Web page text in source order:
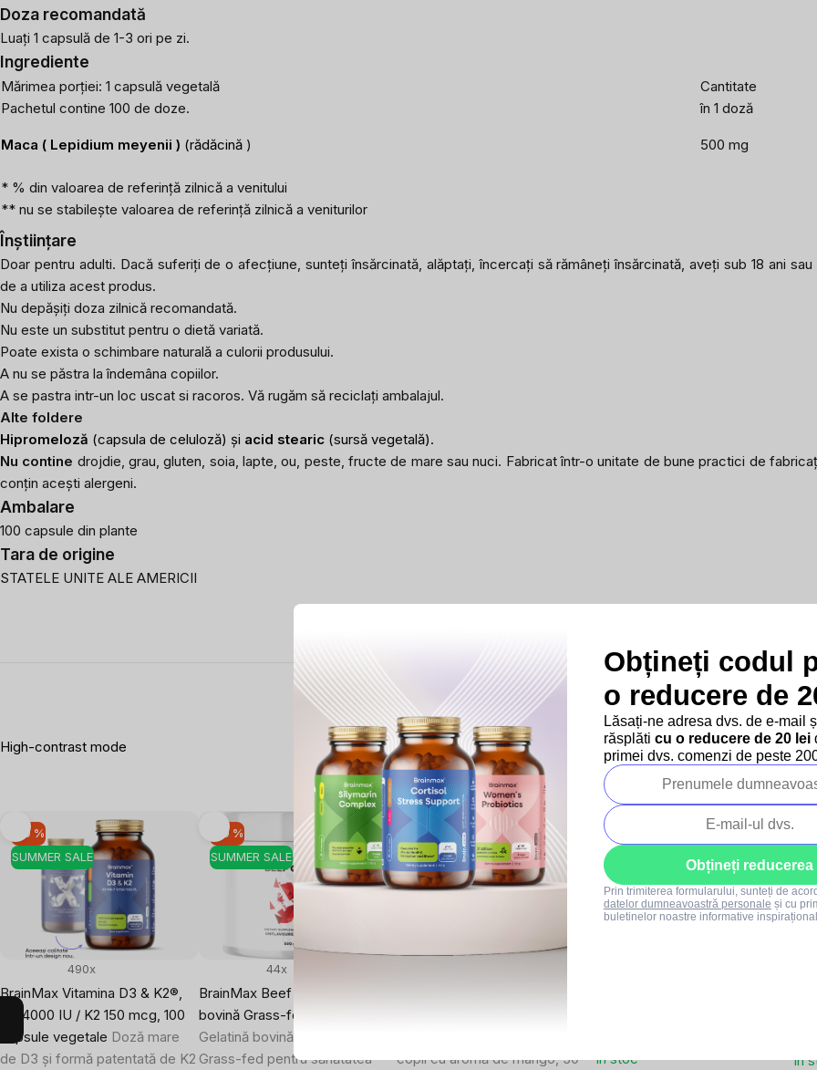
Doza recomandată
Luați 1 capsulă de 1-3 ori pe zi.
Ingrediente
Mărimea porției: 1 capsulă vegetală
Pachetul contine 100 de doze.
Cantitate
în 1 doză
Maca ( Lepidium meyenii ) (rădăcină ) 500 mg
* % din valoarea de referință zilnică a venitului
** nu se stabilește valoarea de referință zilnică a veniturilor
Înștiințare
Doar pentru adulti. Dacă suferiți de o afecțiune, sunteți însărcinată, alăptați, încercați să rămâneți însărcinată, aveți sub 18 ani
de a utiliza acest produs.
Nu depășiți doza zilnică recomandată.
Nu este un substitut pentru o dietă variată.
Poate exista o schimbare naturală a culorii produsului.
A nu se păstra la îndemâna copiilor.
A se pastra intr-un loc uscat si racoros. Vă rugăm să reciclați ambalajul.
Alte foldere
Hipromeloză (capsula de celuloză) și acid stearic (sursă vegetală).
Nu contine drojdie, grau, gluten, soia, lapte, ou, peste, fructe de mare sau nuci. Fabricat într-o unitate de bune practici de
conțin acești alergeni.
Ambalare
100 capsule din plante
Tara de origine
STATELE UNITE ALE AMERICII
High-contrast mode
Produse asociate
SUMMER SALE
-10 %
BrainMax Vitamina D3 & K2®,
D3 4000 IU / K2 150 mcg, 100
capsule vegetale Doză mare
de D3 și formă patentată de K2
490x
SUMMER SALE
-10 %
BrainMax Beef Gelatin, gelatină
bovină Grass-fed, 500 g
Gelatină bovină certificată
Grass-fed pentru sănătatea
44x
SUMMER SALE
-10 %
copii cu aromă de mango, 30
SUMMER SALE
-10 %
În stoc În
Obțineți codul
o reducere de
Lăsați-ne adresa dvs. de e-mail
răsplăti cu o reducere de 20 lei
primei dvs. comenzi de peste
Obțineți reducerea
Prin trimiterea formularului, sunteți de
datelor dumneavoastră personale și cu
buletinelor noastre informative